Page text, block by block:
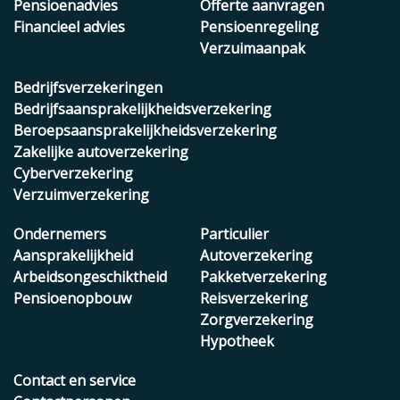
Pensioenadvies
Financieel advies
Offerte aanvragen
Pensioenregeling
Verzuimaanpak
Bedrijfsverzekeringen
Bedrijfsaansprakelijkheidsverzekering
Beroepsaansprakelijkheidsverzekering
Zakelijke autoverzekering
Cyberverzekering
Verzuimverzekering
Ondernemers
Aansprakelijkheid
Arbeidsongeschiktheid
Pensioenopbouw
Particulier
Autoverzekering
Pakketverzekering
Reisverzekering
Zorgverzekering
Hypotheek
Contact en service